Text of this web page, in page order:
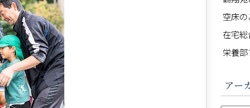
空床
在宅
栄養
アー